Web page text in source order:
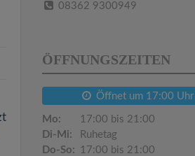
08362 9300949
ÖFFNUNGSZEITEN
Öffnet um 17:00 Uhr
Mo:
17:00 bis 21:00
Di-Mi:
Ruhetag
Do-So:
17:00 bis 21:00